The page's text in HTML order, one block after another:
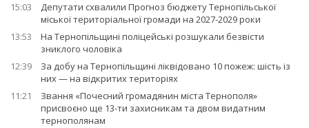
15:03
Депутати схвалили Прогноз бюджету Тернопільської
міської територіальної громади на 2027-2029 роки
13:53
На Тернопільщині поліцейські розшукали безвісти
зниклого чоловіка
12:39
За добу на Тернопільщині ліквідовано 10 пожеж: шість із
них — на відкритих територіях
11:21
Звання «Почесний громадянин міста Тернополя»
присвоєно ще 13-ти захисникам та двом видатним
тернополянам